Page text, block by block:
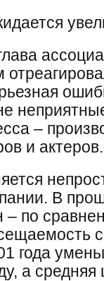
–
и актеров.
В
– по
года
а средняя